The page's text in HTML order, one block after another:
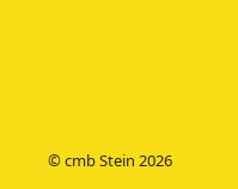
© cmb Stein 2026